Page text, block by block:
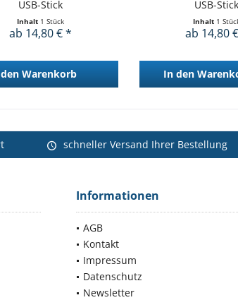
USB-Stick
Inhalt 1 Stück
ab 14,80 € *
Warenkorb
USB-Stick
Inhalt 1
ab 14,80
In den
schneller Versand Ihrer Bestellung
Informationen
AGB
Kontakt
Impressum
Datenschutz
Newsletter